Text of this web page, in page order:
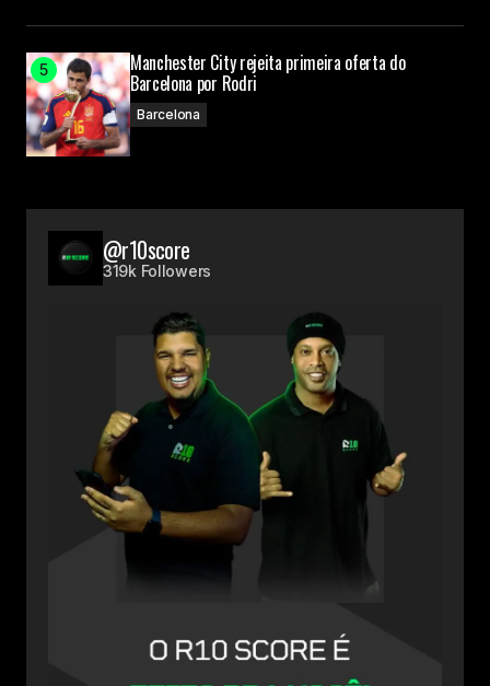
Manchester City rejeita primeira oferta do
Barcelona por Rodri
Barcelona
@r10score
319k Followers